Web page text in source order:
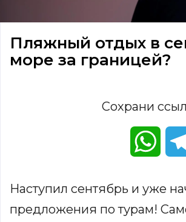
Пляжный отдых в
море за границей?
Сохрани
Наступил сентябрь и уже
предложения по турам!